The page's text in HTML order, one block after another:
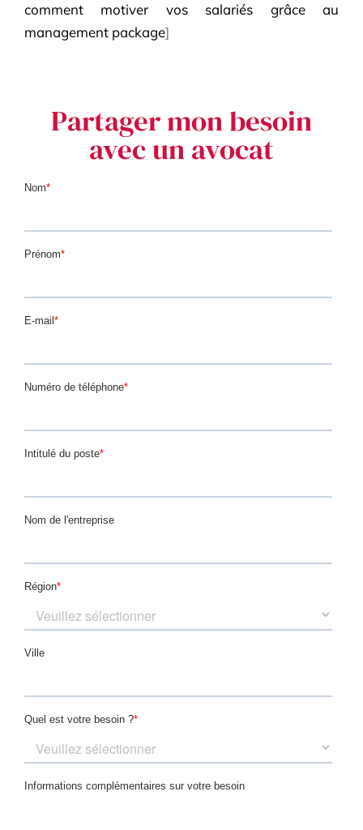
comment motiver vos salariés grâce au
management package]
Partager mon besoin
avec un avocat